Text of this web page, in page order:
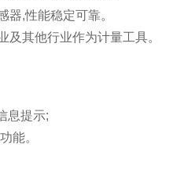
器,性能稳定可靠。
其他行业作为计量工具。
息提示;
能。